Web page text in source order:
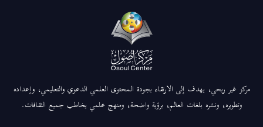
مركز غير ربحي، يهدف إلى الارتقاء بجودة المحتوى العلمي الدعوي والتعليمي، وإعداده
وتطويره، ونشره بلغات العالم، برؤية واضحة، ومنهج علمي يخاطب جميع الثقافات.